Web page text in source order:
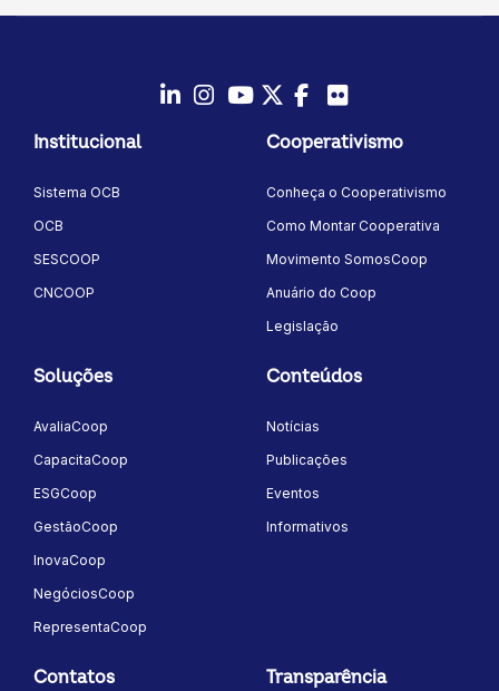
Instagram
YoutubeTwitter/X
Facebook
Institucional
Sistema OCB
OCB
SESCOOP
CNCOOP
Cooperativismo
Conheça o Cooperativismo
Como Montar Cooperativa
Movimento SomosCoop
Anuário do Coop
Legislação
Soluções
AvaliaCoop
CapacitaCoop
ESGCoop
GestãoCoop
InovaCoop
NegóciosCoop
RepresentaCoop
Conteúdos
Notícias
Publicações
Eventos
Informativos
Contatos Transparência